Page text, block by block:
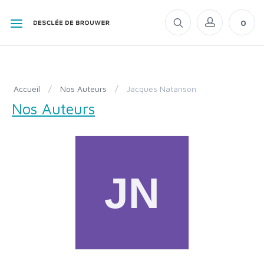
0
Accueil / Nos Auteurs / Jacques Natanson
Nos Auteurs